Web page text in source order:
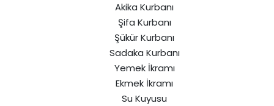
Akika Kurbanı
Şifa Kurbanı
Şükür Kurbanı
Sadaka Kurbanı
Yemek İkramı
Ekmek İkramı
Su Kuyusu